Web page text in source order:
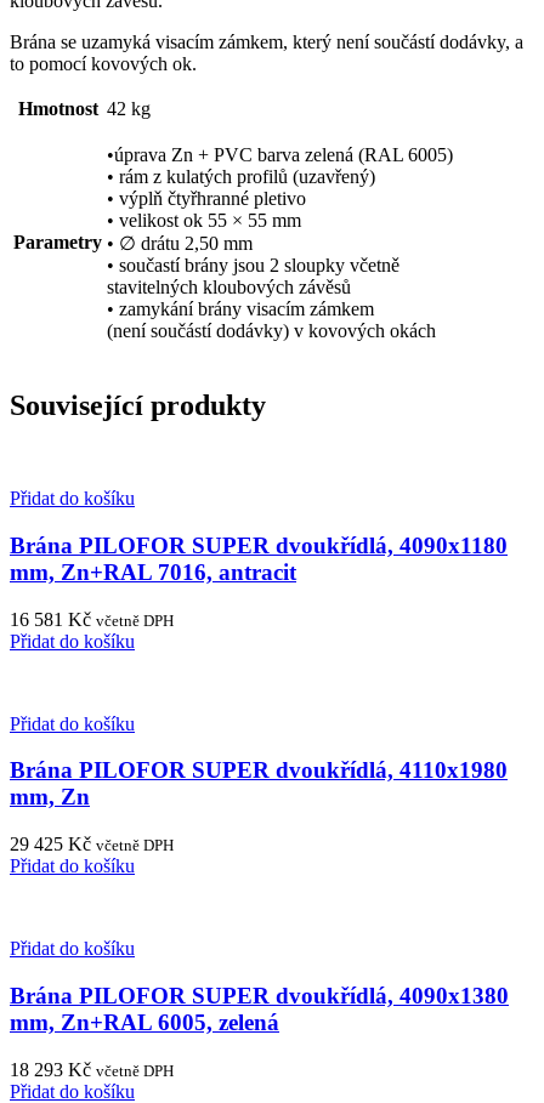
Brána se uzamyká visacím zámkem, který není součástí dodávky, a
to pomocí kovových ok.
Hmotnost 42 kg
Parametry
•úprava Zn + PVC barva zelená (RAL 6005)
• rám z kulatých profilů (uzavřený)
• výplň čtyřhranné pletivo
• velikost ok 55 × 55 mm
• ∅ drátu 2,50 mm
• součastí brány jsou 2 sloupky včetně
stavitelných kloubových závěsů
• zamykání brány visacím zámkem
(není součástí dodávky) v kovových okách
Související produkty
Přidat do košíku
Brána PILOFOR SUPER dvoukřídlá, 4090x1180
mm, Zn+RAL 7016, antracit
16 581 Kč včetně DPH
Přidat do košíku
Přidat do košíku
Brána PILOFOR SUPER dvoukřídlá, 4110x1980
mm, Zn
29 425 Kč včetně DPH
Přidat do košíku
Přidat do košíku
Brána PILOFOR SUPER dvoukřídlá, 4090x1380
mm, Zn+RAL 6005, zelená
18 293 Kč včetně DPH
Přidat do košíku